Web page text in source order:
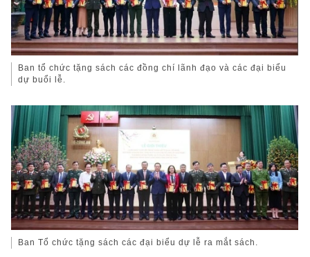
Ban tổ chức tặng sách các đồng chí lãnh đạo và các đại biểu
dự buổi lễ.
Ban Tổ chức tặng sách các đại biểu dự lễ ra mắt sách.